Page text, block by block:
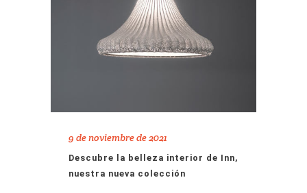
9 de noviembre de 2021
Descubre la belleza interior de Inn,
nuestra nueva colección